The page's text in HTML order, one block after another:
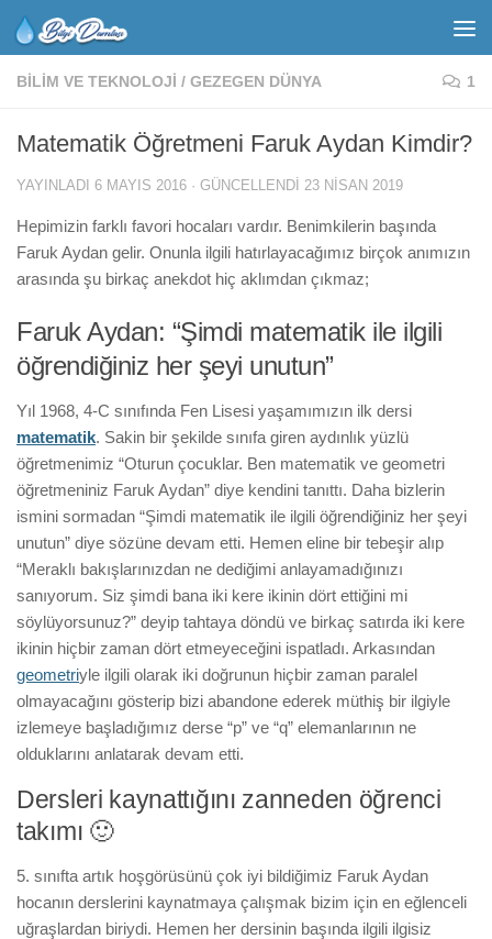
BILIM VE TEKNOLOJI / GEZEGEN DÜNYA 1
Matematik Öğretmeni Faruk Aydan Kimdir?
YAYINLADI 6 MAYIS 2016 · GÜNCELLENDI 23 NISAN 2019
Hepimizin farklı favori hocaları vardır. Benimkilerin başında
Faruk Aydan gelir. Onunla ilgili hatırlayacağımız birçok anımızın
arasında şu birkaç anekdot hiç aklımdan çıkmaz;
Faruk Aydan: “Şimdi matematik ile ilgili
öğrendiğiniz her şeyi unutun”
Yıl 1968, 4-C sınıfında Fen Lisesi yaşamımızın ilk dersi
matematik. Sakin bir şekilde sınıfa giren aydınlık yüzlü
öğretmenimiz “Oturun çocuklar. Ben matematik ve geometri
öğretmeniniz Faruk Aydan” diye kendini tanıttı. Daha bizlerin
ismini sormadan “Şimdi matematik ile ilgili öğrendiğiniz her şeyi
unutun” diye sözüne devam etti. Hemen eline bir tebeşir alıp
“Meraklı bakışlarınızdan ne dediğimi anlayamadığınızı
sanıyorum. Siz şimdi bana iki kere ikinin dört ettiğini mi
söylüyorsunuz?” deyip tahtaya döndü ve birkaç satırda iki kere
ikinin hiçbir zaman dört etmeyeceğini ispatladı. Arkasından
geometriyle ilgili olarak iki doğrunun hiçbir zaman paralel
olmayacağını gösterip bizi abandone ederek müthiş bir ilgiyle
izlemeye başladığımız derse “p” ve “q” elemanlarının ne
olduklarını anlatarak devam etti.
Dersleri kaynattığını zanneden öğrenci
takımı 🙂
5. sınıfta artık hoşgörüsünü çok iyi bildiğimiz Faruk Aydan
hocanın derslerini kaynatmaya çalışmak bizim için en eğlenceli
uğraşlardan biriydi. Hemen her dersinin başında ilgili ilgisiz